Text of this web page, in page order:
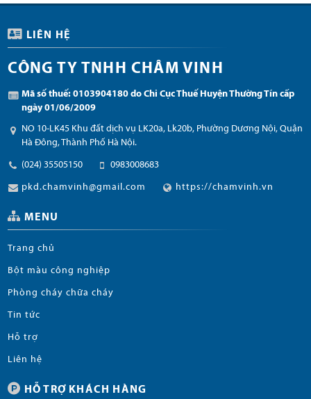
LIÊN HỆ
CÔNG TY TNHH CHÂM VINH
Mã số thuế: 0103904180 do Chi Cục Thuế Huyện Thường Tín cấp
ngày 01/06/2009
NO 10-LK45 Khu đất dịch vụ LK20a, Lk20b, Phường Dương Nội, Quận
Hà Đông, Thành Phố Hà Nội.
(024) 35505150 0983008683
pkd.chamvinh@gmail.com https://chamvinh.vn
MENU
Trang chủ
Bột màu công nghiệp
Phòng cháy chữa cháy
Tin tức
Hỗ trợ
Liên hệ
HỖ TRỢ KHÁCH HÀNG